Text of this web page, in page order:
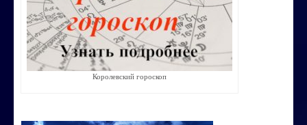
Строим счастливую семью
СТОИМОСТЬ УСЛУГ
Королевский гороскоп